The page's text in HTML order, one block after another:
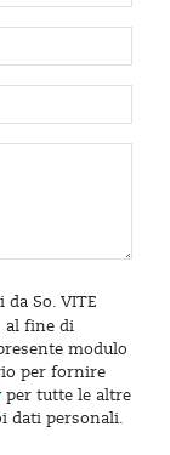
So. VITE
al fine di
modulo
per fornire
per tutte le altre
dati personali.